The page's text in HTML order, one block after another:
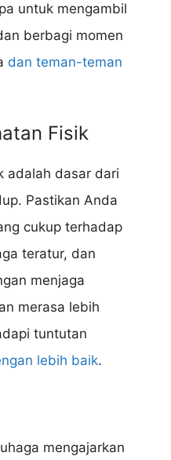
untuk mengambil
berbagi momen
dan teman-teman
Fisik
adalah dasar dari
Pastikan Anda
cukup terhadap
teratur, dan
menjaga
merasa lebih
tuntutan
lebih baik.
mengajarkan